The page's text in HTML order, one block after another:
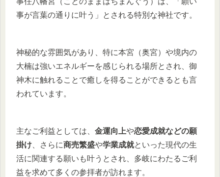
事が言葉の通りに叶う」とされる特別な神社です。
神秘的な雰囲気があり、特に本宮（奥宮）や境内の
大楠は強いエネルギーを感じられる場所とされ、御
神木に触れることで癒しを得ることができるとも言
われています。
主なご利益としては、 金運向上や恋愛成就などの願
掛け 、さらに商売繁盛や学業成就といった現代の生
活に関連する願いも叶うとされ、多岐にわたるご利
益を求めて多くの参拝者が訪れます。